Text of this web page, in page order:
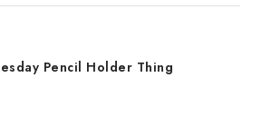
Pencil Holder Thing